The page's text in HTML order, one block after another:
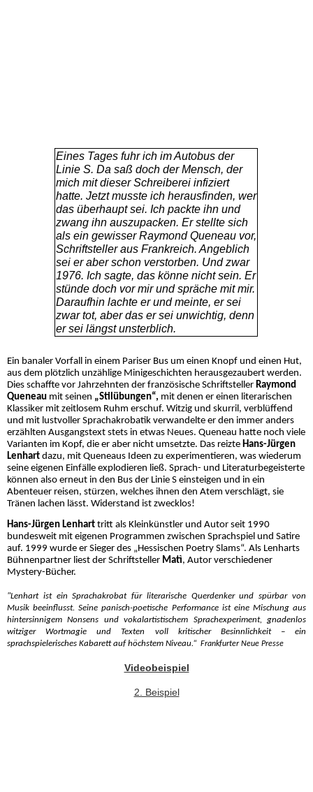
Social Media
Impressum
Eines Tages fuhr ich im Autobus der
Linie S. Da saß doch der Mensch, der
mich mit dieser Schreiberei infiziert
hatte. Jetzt musste ich herausfinden, wer
das überhaupt sei. Ich packte ihn und
zwang ihn auszupacken. Er stellte sich
als ein gewisser Raymond Queneau vor,
Schriftsteller aus Frankreich. Angeblich
sei er aber schon verstorben. Und zwar
1976. Ich sagte, das könne nicht sein. Er
stünde doch vor mir und spräche mit mir.
Daraufhin lachte er und meinte, er sei
zwar tot, aber das er sei unwichtig, denn
er sei längst unsterblich.
Ein banaler Vorfall in einem Pariser Bus um einen Knopf und einen Hut,
aus dem plötzlich unzählige Minigeschichten herausgezaubert werden.
Dies schaffte vor Jahrzehnten der französische Schriftsteller Raymond
Queneau mit seinen „Stilübungen“, mit denen er einen literarischen
Klassiker mit zeitlosem Ruhm erschuf. Witzig und skurril, verblüffend
und mit lustvoller Sprachakrobatik verwandelte er den immer anders
erzählten Ausgangstext stets in etwas Neues. Queneau hatte noch viele
Varianten im Kopf, die er aber nicht umsetzte. Das reizte Hans-Jürgen
Lenhart dazu, mit Queneaus Ideen zu experimentieren, was wiederum
seine eigenen Einfälle explodieren ließ. Sprach- und Literaturbegeisterte
können also erneut in den Bus der Linie S einsteigen und in ein
Abenteuer reisen, stürzen, welches ihnen den Atem verschlägt, sie
Tränen lachen lässt. Widerstand ist zwecklos!
Hans-Jürgen Lenhart tritt als Kleinkünstler und Autor seit 1990
bundesweit mit eigenen Programmen zwischen Sprachspiel und Satire
auf. 1999 wurde er Sieger des „Hessischen Poetry Slams“. Als Lenharts
Bühnenpartner liest der Schriftsteller Matì, Autor verschiedener
Mystery-Bücher.
"Lenhart ist ein Sprachakrobat für literarische Querdenker und spürbar von
Musik beeinflusst. Seine panisch-poetische Performance ist eine Mischung aus
hintersinnigem Nonsens und vokalartistischem Sprachexperiment, gnadenlos
witziger Wortmagie und Texten voll kritischer Besinnlichkeit – ein
sprachspielerisches Kabarett auf höchstem Niveau.“ Frankfurter Neue Presse
Videobeispiel
2. Beispiel